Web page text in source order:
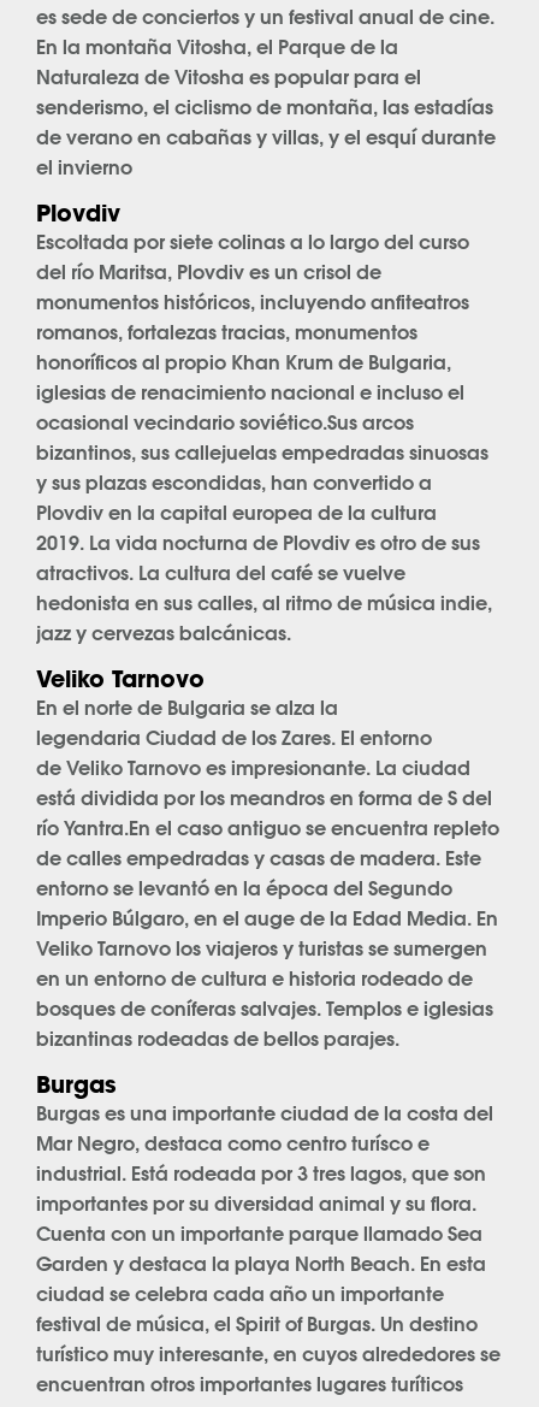
es sede de conciertos y un festival anual de cine.
En la montaña Vitosha, el Parque de la
Naturaleza de Vitosha es popular para el
senderismo, el ciclismo de montaña, las estadías
de verano en cabañas y villas, y el esquí durante
el invierno
Plovdiv
Escoltada por siete colinas a lo largo del curso
del río Maritsa, Plovdiv es un crisol de
monumentos históricos, incluyendo anfiteatros
romanos, fortalezas tracias, monumentos
honoríficos al propio Khan Krum de Bulgaria,
iglesias de renacimiento nacional e incluso el
ocasional vecindario soviético.Sus arcos
bizantinos, sus callejuelas empedradas sinuosas
y sus plazas escondidas, han convertido a
Plovdiv en la capital europea de la cultura
2019. La vida nocturna de Plovdiv es otro de sus
atractivos. La cultura del café se vuelve
hedonista en sus calles, al ritmo de música indie,
jazz y cervezas balcánicas.
Veliko Tarnovo
En el norte de Bulgaria se alza la
legendaria Ciudad de los Zares. El entorno
de Veliko Tarnovo es impresionante. La ciudad
está dividida por los meandros en forma de S del
río Yantra.En el caso antiguo se encuentra repleto
de calles empedradas y casas de madera. Este
entorno se levantó en la época del Segundo
Imperio Búlgaro, en el auge de la Edad Media. En
Veliko Tarnovo los viajeros y turistas se sumergen
en un entorno de cultura e historia rodeado de
bosques de coníferas salvajes. Templos e iglesias
bizantinas rodeadas de bellos parajes.
Burgas
Burgas es una importante ciudad de la costa del
Mar Negro, destaca como centro turísco e
industrial. Está rodeada por 3 tres lagos, que son
importantes por su diversidad animal y su flora.
Cuenta con un importante parque llamado Sea
Garden y destaca la playa North Beach. En esta
ciudad se celebra cada año un importante
festival de música, el Spirit of Burgas. Un destino
turístico muy interesante, en cuyos alrededores se
encuentran otros importantes lugares turíticos